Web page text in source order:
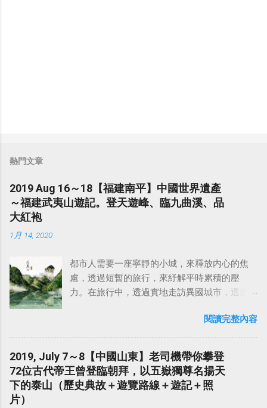
熱門文章
2019 Aug 16～18【福建南平】中國世界遺產
～福建武夷山遊記。登天遊峰、臨九曲溪、品
大紅袍
1月 14, 2020
都市人需要一座寧靜的小城，來釋放内心的焦
慮，透過短暫的旅行，來紓解平時累積的壓
力。在旅行中，透過實地走訪異國城市，透過
餚，來認識不同國家、不同地區的歷史和文
化，豐富自己的人生經驗，寫下自己的故事，
這不就是旅行的意義嗎？ 2019年夏天，藉著一
次到蘇州出差的機會，和在上海出差的同事相
約，找個週末，搭一趟高鐵，來武夷山品一壺
大紅袍，感受當地的茶文化，靜享怡然自得。
閱讀完整內容
2019, July 7～8【中國山東】老司機帶你攀登
72位古代帝王曾登臨朝拜，以五嶽獨尊名揚天
下的泰山（歷史典故＋遊覽路線＋遊記＋照
片）